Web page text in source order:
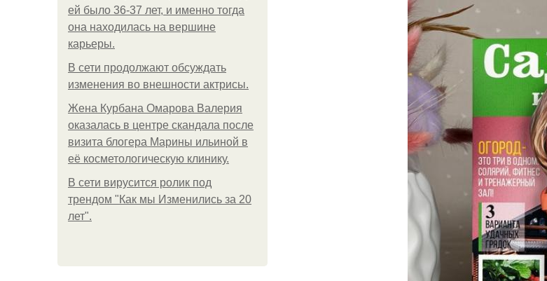
ей было 36-37 лет, и именно тогда
она находилась на вершине
карьеры.
В сети продолжают обсуждать
изменения во внешности актрисы.
Жена Курбана Омарова Валерия
оказалась в центре скандала после
визита блогера Марины ильиной в
её косметологическую клинику.
В сети вирусится ролик под
трендом "Как мы Изменились за 20
лет".